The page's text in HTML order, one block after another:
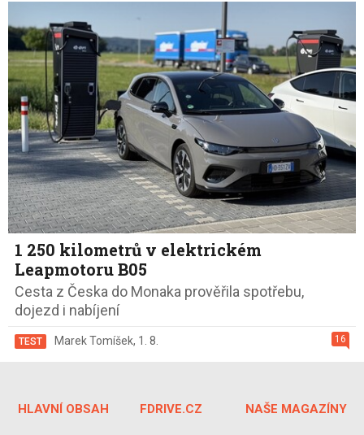
1 250 kilometrů v elektrickém
Leapmotoru B05
Cesta z Česka do Monaka prověřila spotřebu,
dojezd i nabíjení
16
TEST Marek Tomíšek, 1. 8.
HLAVNÍ OBSAH FDRIVE.CZ NAŠE MAGAZÍNY